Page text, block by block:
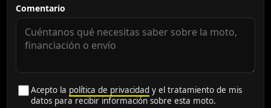
Comentario
Acepto la política de privacidad y el tratamiento de mis
datos para recibir información sobre esta moto.